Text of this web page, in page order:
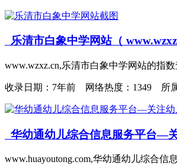
乐清市白象中学网站（
www.wzxz.cn,乐清市白象中学网站的指
收录日期： 7年前 网络热度：1349 所属
华幼通幼儿综合信息服务平台—
www.huayoutong.com,华幼通幼儿综合